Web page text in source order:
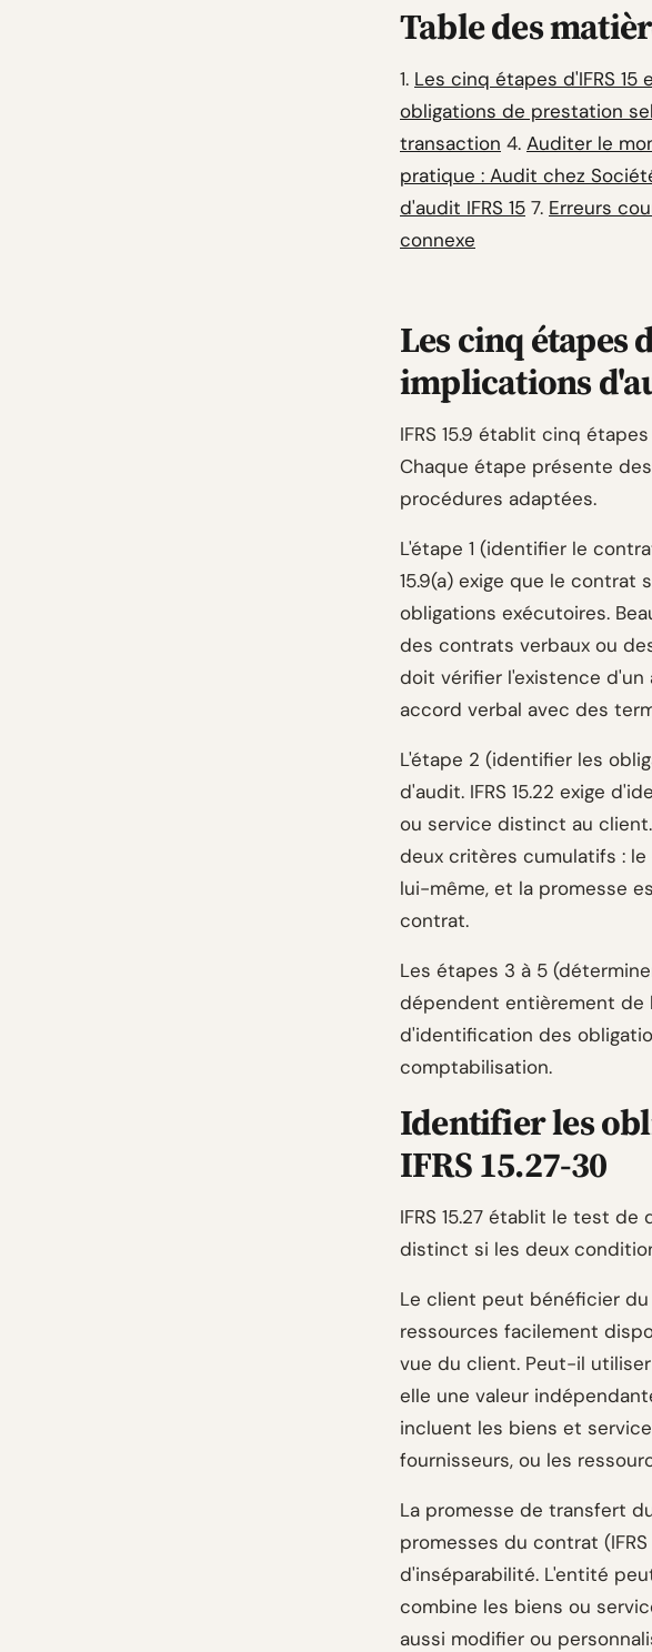
Table des
1. Les cinq étapes d'IFRS
obligations de prestation
transaction 4. Auditer le
pratique : Audit chez
d'audit IFRS 15 7. Erreurs
connexe
Les cinq étapes
implications
IFRS 15.9 établit cinq
Chaque étape présente
procédures adaptées.
L'étape 1 (identifier le
15.9(a) exige que le
obligations exécutoires.
des contrats verbaux ou
doit vérifier l'existence
accord verbal avec des
L'étape 2 (identifier les
d'audit. IFRS 15.22 exige
ou service distinct au
deux critères cumulatifs :
lui-même, et la promesse
contrat.
Les étapes 3 à 5
dépendent entièrement de
d'identification des
comptabilisation.
Identifier les
IFRS 15.27-30
IFRS 15.27 établit le test
distinct si les deux
Le client peut bénéficier
ressources facilement
vue du client. Peut-il
elle une valeur
incluent les biens et
fournisseurs, ou les
La promesse de transfert
promesses du contrat
d'inséparabilité. L'entité
combine les biens ou
aussi modifier ou